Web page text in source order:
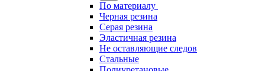
По материалу
Черная резина
Серая резина
Эластичная резина
Не оставляющие следов
Стальные